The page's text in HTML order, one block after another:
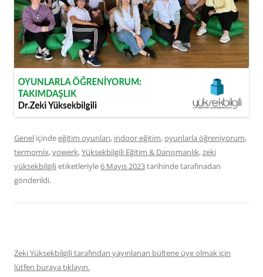
Genel içindeeğitim oyunları, indoor eğitim,oyunlarla öğreniyorum,
termomix,vowerk,Yüksekbilgili Eğitim & Danışmanlık,zeki
yüksekbilgilietiketleriyle6 Mayıs 2023tarihindetarafınadan
gönderildi.
Zeki Yüksekbilgili tarafından yayınlanan bültene üye olmak için
lütfen buraya tıklayın.